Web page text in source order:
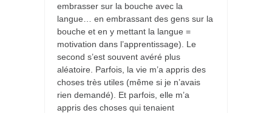
embrasser sur la bouche avec la
langue… en embrassant des gens sur la
bouche et en y mettant la langue =
motivation dans l’apprentissage). Le
second s’est souvent avéré plus
aléatoire. Parfois, la vie m’a appris des
choses très utiles (même si je n’avais
rien demandé). Et parfois, elle m’a
appris des choses qui tenaient